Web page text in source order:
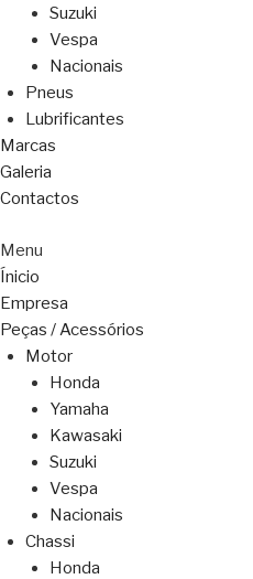
Suzuki
Vespa
Nacionais
Pneus
Lubrificantes
Marcas
Galeria
Contactos
Menu
Ínicio
Empresa
Peças / Acessórios
Motor
Honda
Yamaha
Kawasaki
Suzuki
Vespa
Nacionais
Chassi
Honda